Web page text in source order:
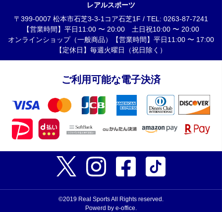
レアルスポーツ
〒399-0007 松本市石芝3-3-1コア石芝1F / TEL: 0263-87-7241
【営業時間】平日11:00 〜 20:00 土日祝10:00 〜 20:00
オンラインショップ（一般商品）【営業時間】平日11:00 〜 17:00
【定休日】毎週火曜日（祝日除く）
ご利用可能な電子決済
©2019 Real Sports All Rights reserved.
Powerd by e-office.